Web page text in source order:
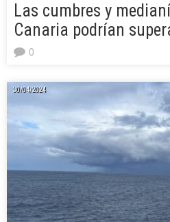
Las cumbres y
Canaria podrían
0
30/04/2024